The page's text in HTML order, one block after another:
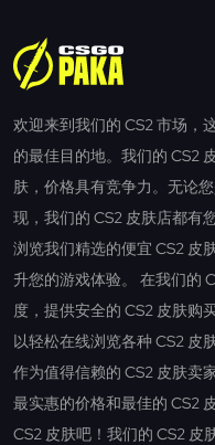
欢迎来到我们的 CS2 市场，
的最佳目的地。我们的 CS2
肤，价格具有竞争力。无论
现，我们的 CS2 皮肤店都有
浏览我们精选的便宜 CS2 皮
升您的游戏体验。 在我们的
度，提供安全的 CS2 皮肤购
以轻松在线浏览各种 CS2 皮
作为值得信赖的 CS2 皮肤卖
最实惠的价格和最佳的 CS2
CS2 皮肤吧！我们的 CS2 皮